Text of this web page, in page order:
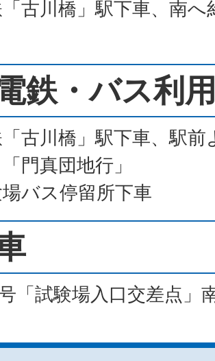
古川橋」駅下車、南
鉄・バス利
古川橋」駅下車、駅
門真団地行」
バス停留所下車
「試験場入口交差点」